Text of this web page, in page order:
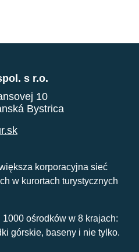
s r.o.
10
Bystrica
korporacyjna sieć
w kurortach turystycznych
1000 ośrodków w 8 krajach:
górskie, baseny i nie tylko.